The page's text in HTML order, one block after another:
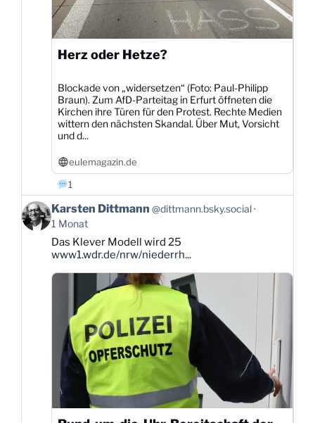
Herz oder Hetze?
Blockade von „widersetzen“ (Foto: Paul-Philipp
Braun). Zum AfD-Parteitag in Erfurt öffneten die
Kirchen ihre Türen für den Protest. Rechte Medien
wittern den nächsten Skandal. Über Mut, Vorsicht
und d...
eulemagazin.de
1
Beitrag
von
Karsten
Dittmann
Bluesky
Karsten Dittmann @dittmann.bsky.social
1 Monat
Das Klever Modell wird 25
www1.wdr.de/nrw/niederrh...